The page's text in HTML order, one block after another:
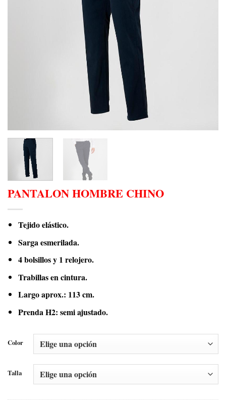
PANTALON HOMBRE CHINO
Tejido elástico.
Sarga esmerilada.
4 bolsillos y 1 relojero.
Trabillas en cintura.
Largo aprox.: 113 cm.
Prenda H2: semi ajustado.
Color
Talla